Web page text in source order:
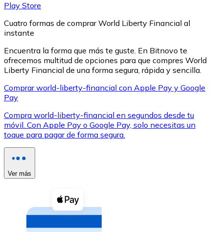
Ver todo
Efectivo
Compra criptomonedas con efectivo en tu tienda más
Transferencia SEPA
Play Store
Cuatro formas de comprar World Liberty Financial al
instante
Encuentra la forma que más te guste. En Bitnovo te
ofrecemos multitud de opciones para que compres World
Liberty Financial de una forma segura, rápida y sencilla.
Comprar world-liberty-financial con Apple Pay y Google
Pay
Compra world-liberty-financial en segundos desde tu
móvil. Con Apple Pay o Google Pay, solo necesitas un
toque para pagar de forma segura.
Ver más